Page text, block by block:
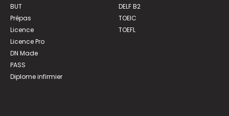
BUT
Prépas
Licence
Licence Pro
DN Made
PASS
Diplome infirmier
DELF B2
TOEIC
TOEFL